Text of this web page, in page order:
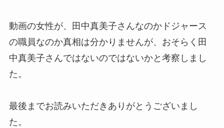
動画の女性が、田中真美子さんなのかドジャース
の職員なのか真相は分かりませんが、おそらく田
中真美子さんではないのではないかと考察しまし
た。
最後までお読みいただきありがとうございまし
た。